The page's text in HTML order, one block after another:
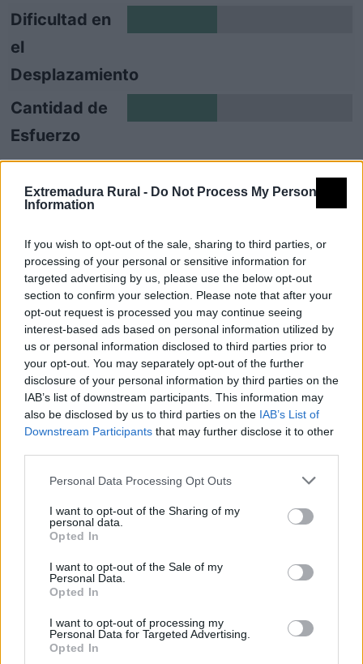
Extremadura Rural - Do Not Process My Personal
Information
If you wish to opt-out of the sale, sharing to third parties, or
processing of your personal or sensitive information for
targeted advertising by us, please use the below opt-out
section to confirm your selection. Please note that after your
opt-out request is processed you may continue seeing
interest-based ads based on personal information utilized by
us or personal information disclosed to third parties prior to
your opt-out. You may separately opt-out of the further
disclosure of your personal information by third parties on the
IAB’s list of downstream participants. This information may
also be disclosed by us to third parties on the IAB’s List of
Downstream Participants that may further disclose it to other
Personal Data Processing Opt Outs
I want to opt-out of the Sharing of my
personal data.
Opted In
I want to opt-out of the Sale of my
Personal Data.
Opted In
I want to opt-out of processing my
Personal Data for Targeted Advertising.
Opted In
Dificultad en
el
Desplazamiento
Cantidad de
Esfuerzo
Descripción
Hoyos y Trevejo. Tiene su punto de inicio al
final de la Calle Obispo Álvarez de Castro,
por un camino que sale a la izquierda. Sin
dejarlo, llegaremos a la carretera Ex-205;
después, continuamos por camino para
enlazar con el GR 10, por el que llegaremos a
Trevejo. En este sendero tendremos la
ejemplos de las antiguas vías de
de Gata y que aún se conservan en
referimos a los caminos enlosados de piedra
bellos robledales. Sin lugar a dudas, un